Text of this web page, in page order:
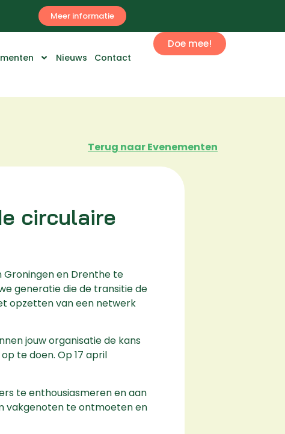
Meer informatie
Nieuws Contact
Doe mee!
Terug naar Evenementen
circulaire
Groningen en Drenthe te
generatie die de transitie de
opzetten van een netwerk
jouw organisatie de kans
te doen. Op 17 april
te enthousiasmeren en aan
vakgenoten te ontmoeten en